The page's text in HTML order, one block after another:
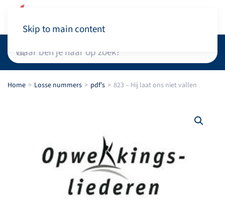
Skip to main content
Home Losse nummers pdf’s 823 – Hij laat ons niet vallen